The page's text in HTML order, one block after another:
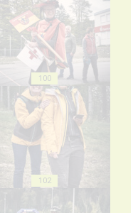
100
102